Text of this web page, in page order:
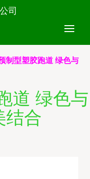
司
制型塑胶跑道 绿色与
道 绿色与
结合